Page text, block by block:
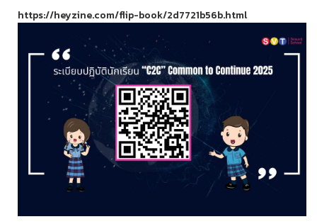
https://heyzine.com/flip-book/2d7721b56b.html